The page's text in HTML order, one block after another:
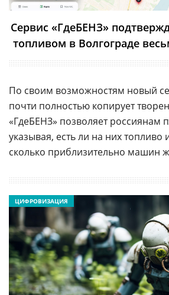
Сервис «ГдеБЕНЗ»
топливом в Волгограде
По своим возможностям новый
почти полностью копирует
«ГдеБЕНЗ» позволяет россиянам
указывая, есть ли на них топливо
сколько приблизительно машин
ЦИФРОВИЗАЦИЯ